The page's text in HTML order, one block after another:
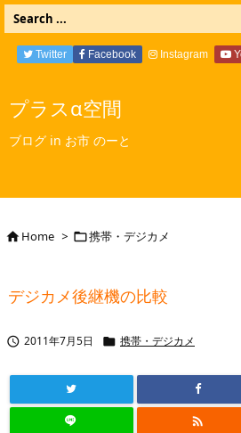
プラスα空間
ブログ in お市 のーと
Twitter Facebook Instagram
Home > 携帯・デジカメ
デジカメ後継機の比較
 2011年7月5日  携帯・デジカメ
